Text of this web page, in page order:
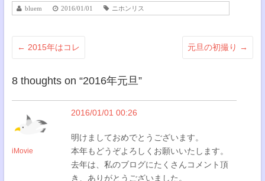
bluem 2016/01/01 ニホンリス
← 2015年はコレ 元旦の初撮り →
8 thoughts on “2016年元旦 ”
iMovie
2016/01/01 00:26
明けましておめでとうございます。
本年もどうぞよろしくお願いいたします。
去年は、私のブログにたくさんコメント頂
き、ありがとうございました。